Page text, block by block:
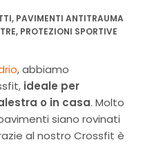
, PAVIMENTI ANTITRAUMA
, PROTEZIONI SPORTIVE
, abbiamo
ideale per
o in casa. Molto
siano rovinati
al nostro Crossfit è